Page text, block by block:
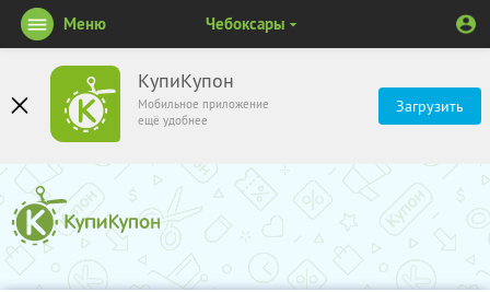
КупиКупон
Мобильное приложение
ещё удобнее
Загрузить
Меню Чебоксары